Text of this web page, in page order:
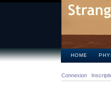
HOME
Connexion